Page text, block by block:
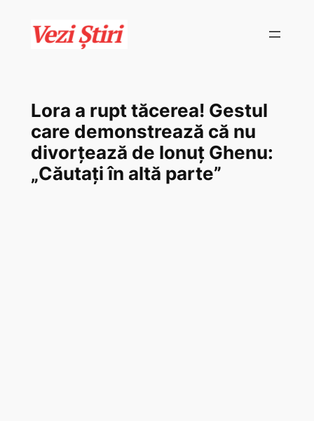
Lora a rupt tăcerea! Gestul
care demonstrează că nu
divorțează de Ionuț Ghenu:
„Căutați în altă parte”